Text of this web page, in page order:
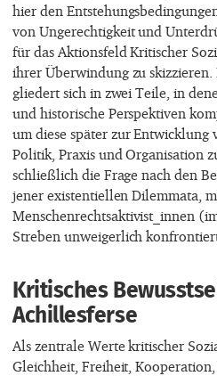
hier den
von Ungerechtigkeit und
für das Aktionsfeld Kritischer
ihrer Überwindung zu skizzieren.
gliedert sich in zwei Teile, in
und historische Perspektiven
um diese später zur
Politik, Praxis und Organisation
schließlich die Frage nach den
jener existentiellen Dilemmata,
Menschenrechtsaktivist_innen
Streben unweigerlich
Kritisches
Achillesferse
Als zentrale Werte kritischer
Gleichheit, Freiheit,